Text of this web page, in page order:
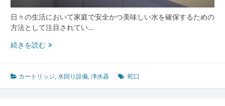
い
選
択
日々の生活において家庭で安全かつ美味しい水を確保するための
方法として注目されてい…
続きを読む安
美
味
カートリッジ,水回り設備,浄水器 蛇口